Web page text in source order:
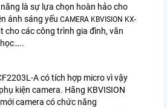
là sự lựa chọn hoàn hảo cho
ánh sáng yếu CAMERA KBVISION KX-
cho các công trình gia đình, văn
Acó tích hợp micro vì vậy
kiện camera. Hãng KBVISION
camera có chức năng